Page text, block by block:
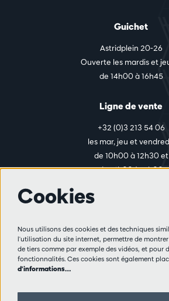
Guichet
Astridplein 20-26
Ouverte les mardis et
de 14h00 à 16h45
Ligne de vente
+32 (0)3 213 54 06
les mar, jeu et
de 10h00 à 12h30 et
de 14h00 à 17h00
Règlement des
Vie privée
Partenaires
Cookies
Nous utilisons des cookies et des techniques
l'utilisation du site internet, permettre de
de tiers comme par exemple des vidéos, et pour
fonctionnalités. Ces cookies sont également
d'informations…